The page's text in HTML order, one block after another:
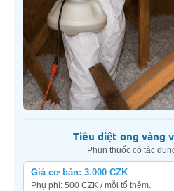
Tiêu diệt ong vàng
Phun thuốc có tác
Giá cơ bản: 3.000 CZK
Phụ phí: 500 CZK / mỗi tổ thêm.